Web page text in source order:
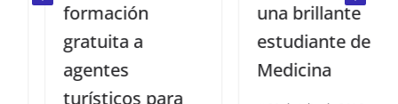
formación
gratuita a
agentes
turísticos para
una brillante
estudiante de
Medicina